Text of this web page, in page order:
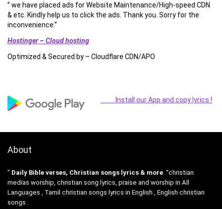
” we have placed ads for Website Maintenance/High-speed CDN
& etc. Kindly help us to click the ads. Thank you. Sorry for the
inconvenience.”
Hostinger – Cloud hosting
Optimized & Secured by – Cloudflare CDN/APO
Install our App and copy lyrics !
About
” Daily Bible verses, Christian songs lyrics & more “christian
medias worship, christian song lyrics, praise and worship in All
Languages , Tamil christian songs lyrics in English , English christian
songs .